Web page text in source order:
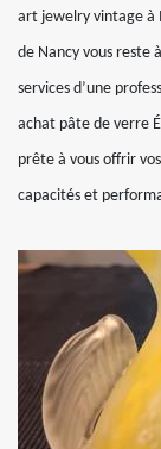
art jewelry vintage à
de Nancy vous reste
services d’une
achat pâte de verre
prête à vous offrir
capacités et